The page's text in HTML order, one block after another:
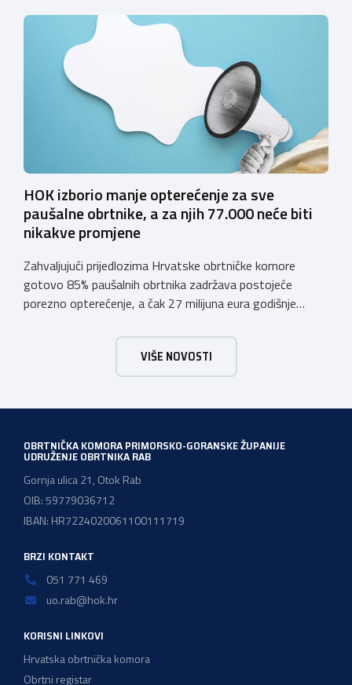
koja sadrže alkohol i energetska pića dužni su uskladiti
svoje poslovne procese i osigurati tehničko rješenje za
vjerodostojnu provjeru punoljetnosti kupca putem
sustava e-Građani ili putem mobilne […]
HOK izborio manje opterećenje za sve
paušalne obrtnike, a za njih 77.000 neće biti
nikakve promjene
Zahvaljujući prijedlozima Hrvatske obrtničke komore
gotovo 85% paušalnih obrtnika zadržava postojeće
porezno opterećenje, a čak 27 milijuna eura godišnje
komora pozdravlja odluku Vlade Republike Hrvatske da u
konačnom prijedlogu poreznih izmjena prihvati ključne
prijedloge HOK-a iznesene tijekom intenzivnog dijaloga s
VIŠE NOVOSTI
OBRTNIČKA KOMORA PRIMORSKO-GORANSKE ŽUPANIJE
UDRUŽENJE OBRTNIKA RAB
Gornja ulica 21, Otok Rab
OIB: 59779036712
IBAN: HR7224020061100111719
BRZI KONTAKT
051 771 469
uo.rab@hok.hr
KORISNI LINKOVI
Hrvatska obrtnička komora
Obrtni registar